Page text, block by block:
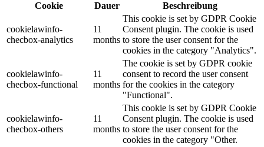
Cookie
Dauer Beschreibung
cookielawinfo-
checbox-analytics
11
months
This cookie is set by GDPR Cookie
Consent plugin. The cookie is used
to store the user consent for the
cookies in the category "Analytics".
cookielawinfo-
checbox-functional
11
months
The cookie is set by GDPR cookie
consent to record the user consent
for the cookies in the category
"Functional".
cookielawinfo-
checbox-others
11
months
This cookie is set by GDPR Cookie
Consent plugin. The cookie is used
to store the user consent for the
cookies in the category "Other.